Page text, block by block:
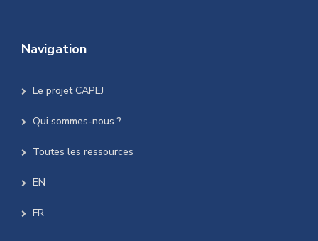
Navigation
Le projet CAPEJ
Qui sommes-nous ?
Toutes les ressources
EN
FR